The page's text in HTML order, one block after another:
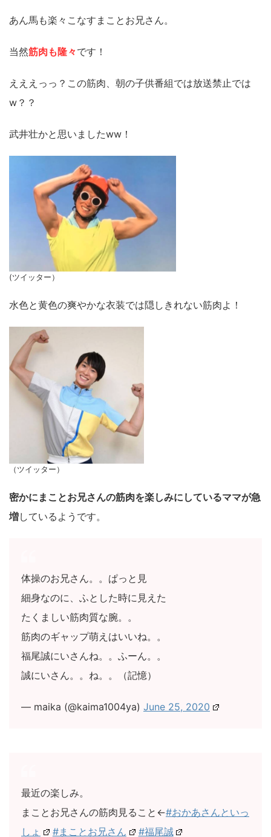
あん馬も楽々こなすまことお兄さん。
当然筋肉も隆々です！
えええっっ？この筋肉、朝の子供番組では放送禁止では
w？？
武井壮かと思いましたww！
(ツイッター）
水色と黄色の爽やかな衣装では隠しきれない筋肉よ！
（ツイッター）
密かにまことお兄さんの筋肉を楽しみにしているママが急
増しているようです。
体操のお兄さん。。ぱっと見
細身なのに、ふとした時に見えた
たくましい筋肉質な腕。。
筋肉のギャップ萌えはいいね。。
福尾誠にいさんね。。ふーん。。
誠にいさん。。ね。。（記憶）
— maika (@kaima1004ya) June 25, 2020
最近の楽しみ。
まことお兄さんの筋肉見ること←#おかあさんといっ
しょ
#まことお兄さん #福尾誠